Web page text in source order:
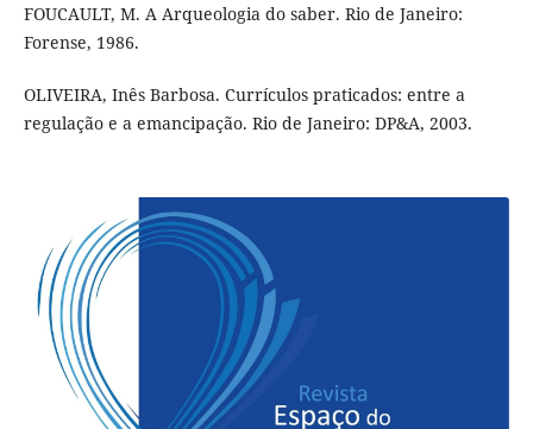
FOUCAULT, M. A Arqueologia do saber. Rio de Janeiro:
Forense, 1986.
OLIVEIRA, Inês Barbosa. Currículos praticados: entre a
regulação e a emancipação. Rio de Janeiro: DP&A, 2003.